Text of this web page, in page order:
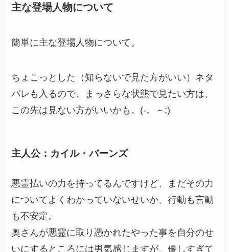
主な登場人物について
簡単に主な登場人物について。
ちょこっとした（知らないで見た方がいい）ネタ
バレも入るので、まっさらな状態で見たい方は、
この先は見ない方がいいかも。(-。－;)
主人公：カイル・バーンズ
悪霊払いの力を持ってるんですけど、まだその力
についてよくわかっていないせいか、行動も言動
も不安定。
奥さんが悪霊に取り憑かれたやった事を自分のせ
いにするところには男気感じますが、優しすぎて